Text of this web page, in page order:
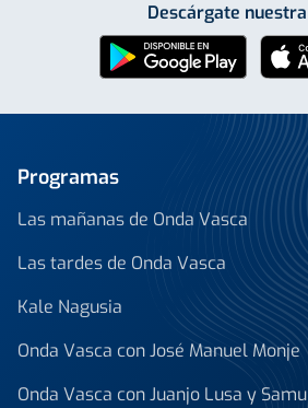
Descárgate
Programas
Las mañanas de Onda Vasca
Las tardes de Onda Vasca
Kale Nagusia
Onda Vasca con José Manuel Monje
Onda Vasca con Juanjo Lusa y